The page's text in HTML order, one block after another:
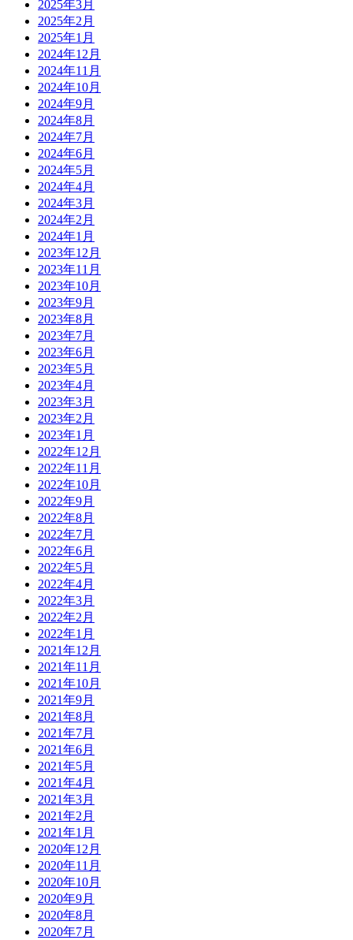
2025年3月
2025年2月
2025年1月
2024年12月
2024年11月
2024年10月
2024年9月
2024年8月
2024年7月
2024年6月
2024年5月
2024年4月
2024年3月
2024年2月
2024年1月
2023年12月
2023年11月
2023年10月
2023年9月
2023年8月
2023年7月
2023年6月
2023年5月
2023年4月
2023年3月
2023年2月
2023年1月
2022年12月
2022年11月
2022年10月
2022年9月
2022年8月
2022年7月
2022年6月
2022年5月
2022年4月
2022年3月
2022年2月
2022年1月
2021年12月
2021年11月
2021年10月
2021年9月
2021年8月
2021年7月
2021年6月
2021年5月
2021年4月
2021年3月
2021年2月
2021年1月
2020年12月
2020年11月
2020年10月
2020年9月
2020年8月
2020年7月